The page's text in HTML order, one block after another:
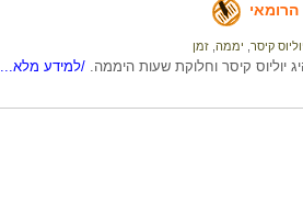
יוליוס קיסר יממה זמן
יוליוס קיסר וחלוקת שעות היממה. /למידע מלא...